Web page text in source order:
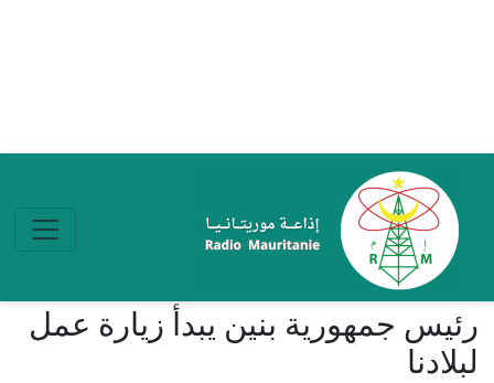
رئيس جمهورية بنين يبدأ زيارة عمل
لبلادنا